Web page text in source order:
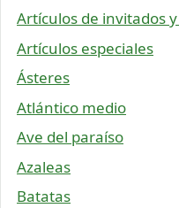
Artículos de invitados
Artículos especiales
Ásteres
Atlántico medio
Ave del paraíso
Azaleas
Batatas